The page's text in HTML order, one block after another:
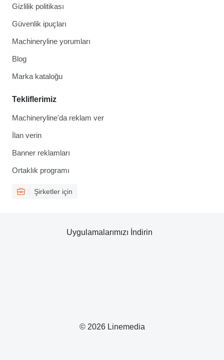
Gizlilik politikası
Güvenlik ipuçları
Machineryline yorumları
Blog
Marka kataloğu
Tekliflerimiz
Machineryline'da reklam ver
İlan verin
Banner reklamları
Ortaklık programı
Şirketler için
© 2026 Linemedia
Uygulamalarımızı İndirin